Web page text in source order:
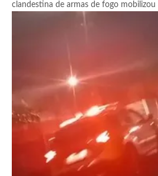
clandestina de armas de fogo mobilizou